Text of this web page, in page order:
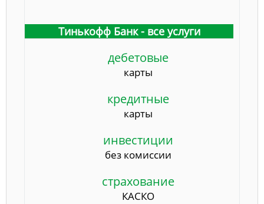
Тинькофф Банк - все услуги
дебетовые
карты
кредитные
карты
инвестиции
без комиссии
страхование
КАСКО